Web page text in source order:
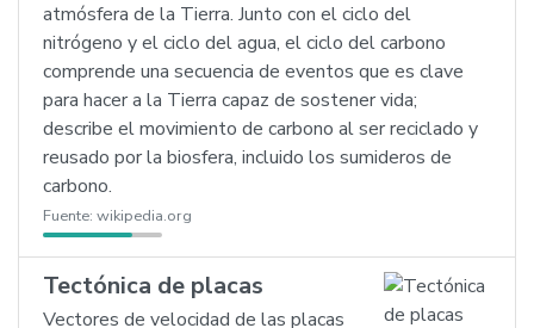
atmósfera de la Tierra. Junto con el ciclo del
nitrógeno y el ciclo del agua, el ciclo del carbono
comprende una secuencia de eventos que es clave
para hacer a la Tierra capaz de sostener vida;
describe el movimiento de carbono al ser reciclado y
reusado por la biosfera, incluido los sumideros de
carbono.
Fuente: wikipedia.org
Tectónica de placas
Vectores de velocidad de las placas